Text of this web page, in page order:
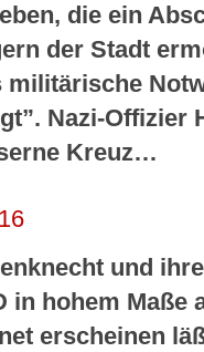
die ein
der Stadt
militärische
Nazi-Offizier
Kreuz…
und
in hohem Maße
erscheinen